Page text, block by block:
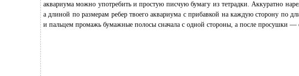
аквариума можно употребить и простую писчую бумагу из тетрадки. Аккуратно
а длиной по размерам ребер твоего аквариума с прибавкой на каждую сторону по
и пальцем промажь бумажные полосы сначала с одной стороны, а после просушки